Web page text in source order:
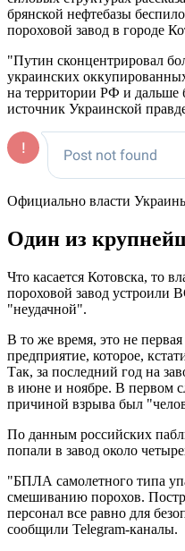
брянской нефтебазы
пороховой завод в городе
"Путин сконцентрировал
украинских
на территории РФ и дальше
источник Украинской
Официально власти
Один из
Что касается Котовска, то
пороховой завод устроили
"неудачной".
В то же время, это не
предприятие, которое,
Так, за последний год на
в июне и ноябре. В первом
причиной взрыва был
По данным российских
попали в завод около
"БПЛА самолетного типа
смешиванию порохов.
персонал все равно для
сообщили Telegram-каналы.